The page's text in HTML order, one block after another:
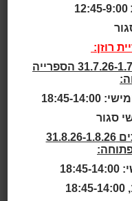
רוזן:
בחודש יולי- בין התאריכים 31.7.26-1.7.26 הספרייה
14:00
סגור
חודש אוגוסט- בין התאריכים 31.8.26-1.8.26